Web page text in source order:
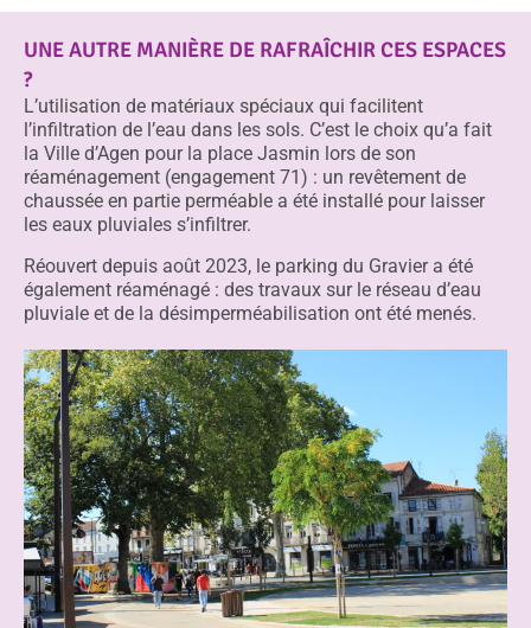
UNE AUTRE MANIÈRE DE RAFRAÎCHIR CES ESPACES
?
L’utilisation de matériaux spéciaux qui facilitent
l’infiltration de l’eau dans les sols. C’est le choix qu’a fait
la Ville d’Agen pour la place Jasmin lors de son
réaménagement (engagement 71 ) : un revêtement de
chaussée en partie perméable a été installé pour laisser
les eaux pluviales s’infiltrer.
Réouvert depuis août 2023, le parking du Gravier a été
également réaménagé : des travaux sur le réseau d’eau
pluviale et de la désimperméabilisation ont été menés.